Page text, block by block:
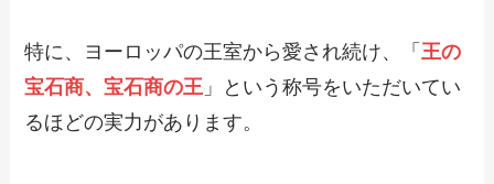
特に、ヨーロッパの王室から愛され続け、「 王の
宝石商、宝石商の王 」という称号をいただいてい
るほどの実力があります。